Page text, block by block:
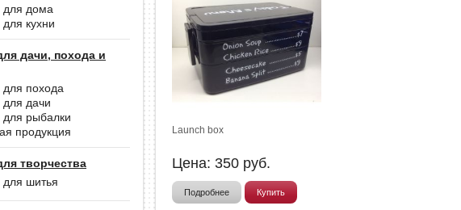
для дома
кухни
дачи, похода и
похода
дачи
рыбалки
продукция
творчества
шитья
Launch box
Цена: 350 руб.
Подробнее Купить